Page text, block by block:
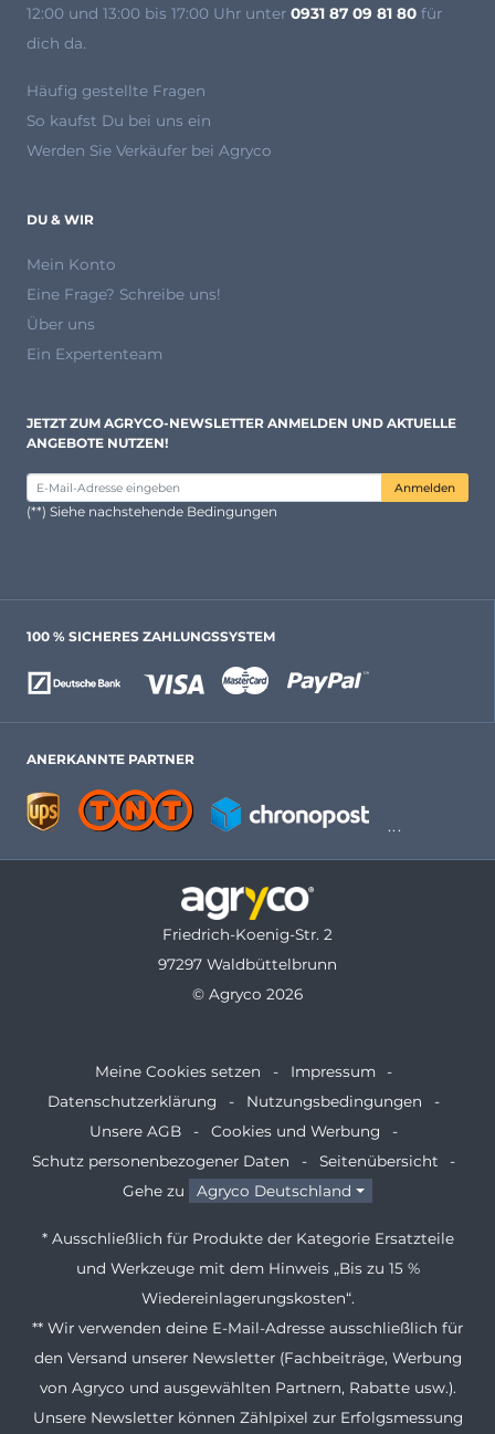
12:00 und 13:00 bis 17:00 Uhr unter 0931 87 09 81 80 für
dich da.
Häufig gestellte Fragen
So kaufst Du bei uns ein
Werden Sie Verkäufer bei Agryco
DU & WIR
Mein Konto
Eine Frage? Schreibe uns!
Über uns
Ein Expertenteam
JETZT ZUM AGRYCO-NEWSLETTER ANMELDEN UND AKTUELLE
ANGEBOTE NUTZEN!
Anmelden
(**) Siehe nachstehende Bedingungen
100 % SICHERES ZAHLUNGSSYSTEM
ANERKANNTE PARTNER
Friedrich-Koenig-Str. 2
97297 Waldbüttelbrunn
© Agryco 2026
Meine Cookies setzen
Impressum
Datenschutzerklärung
Nutzungsbedingungen
Unsere AGB
Cookies und Werbung
Schutz personenbezogener Daten
Seitenübersicht
Gehe zu
Agryco Deutschland
* Ausschließlich für Produkte der Kategorie Ersatzteile
und Werkzeuge mit dem Hinweis „Bis zu 15 %
Wiedereinlagerungskosten“.
** Wir verwenden deine E-Mail-Adresse ausschließlich für
den Versand unserer Newsletter (Fachbeiträge, Werbung
von Agryco und ausgewählten Partnern, Rabatte usw.).
Unsere Newsletter können Zählpixel zur Erfolgsmessung